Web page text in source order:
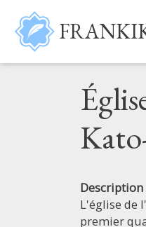
Aller au contenu principal
Description
L'église de
premier